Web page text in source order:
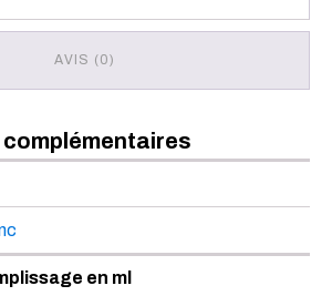
AVIS (0)
en ml